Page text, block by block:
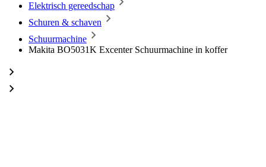
Elektrisch gereedschap
Schuren & schaven
Schuurmachine
Makita BO5031K Excenter Schuurmachine in koffer